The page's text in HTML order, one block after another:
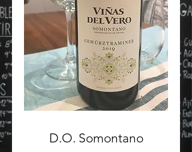
D.O. Somontano